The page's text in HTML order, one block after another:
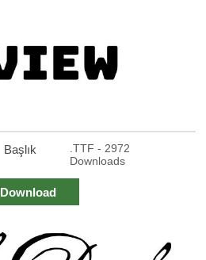
Başlık
.TTF - 2972
Downloads
Download